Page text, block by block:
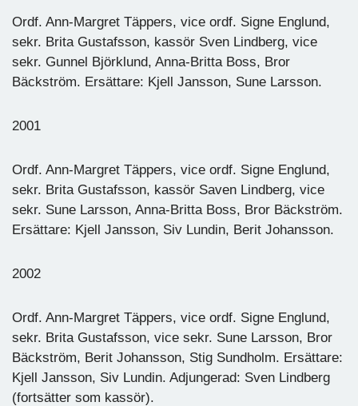
Ordf. Ann-Margret Täppers, vice ordf. Signe Englund,
sekr. Brita Gustafsson, kassör Sven Lindberg, vice
sekr. Gunnel Björklund, Anna-Britta Boss, Bror
Bäckström. Ersättare: Kjell Jansson, Sune Larsson.
2001
Ordf. Ann-Margret Täppers, vice ordf. Signe Englund,
sekr. Brita Gustafsson, kassör Saven Lindberg, vice
sekr. Sune Larsson, Anna-Britta Boss, Bror Bäckström.
Ersättare: Kjell Jansson, Siv Lundin, Berit Johansson.
2002
Ordf. Ann-Margret Täppers, vice ordf. Signe Englund,
sekr. Brita Gustafsson, vice sekr. Sune Larsson, Bror
Bäckström, Berit Johansson, Stig Sundholm. Ersättare:
Kjell Jansson, Siv Lundin. Adjungerad: Sven Lindberg
(fortsätter som kassör).